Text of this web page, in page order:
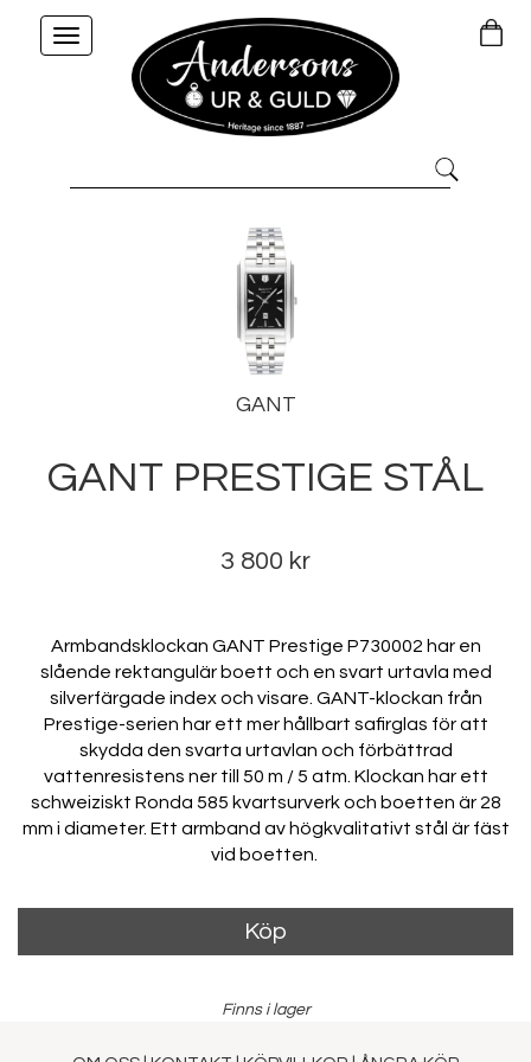
Toggle
navigation
GANT
GANT PRESTIGE STÅL
3 800 kr
Armbandsklockan GANT Prestige P730002 har en
slående rektangulär boett och en svart urtavla med
silverfärgade index och visare. GANT-klockan från
Prestige-serien har ett mer hållbart safirglas för att
skydda den svarta urtavlan och förbättrad
vattenresistens ner till 50 m / 5 atm. Klockan har ett
schweiziskt Ronda 585 kvartsurverk och boetten är 28
mm i diameter. Ett armband av högkvalitativt stål är fäst
vid boetten.
Köp
Finns i lager